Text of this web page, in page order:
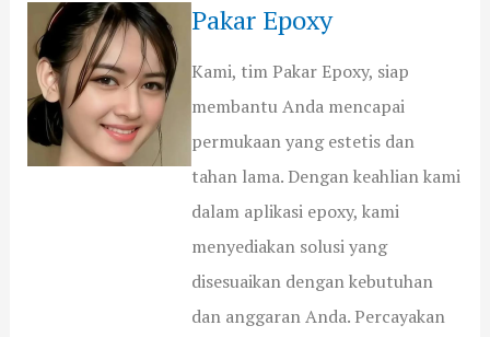
Pakar Epoxy
Kami, tim Pakar Epoxy, siap
membantu Anda mencapai
permukaan yang estetis dan
tahan lama. Dengan keahlian kami
dalam aplikasi epoxy, kami
menyediakan solusi yang
disesuaikan dengan kebutuhan
dan anggaran Anda. Percayakan